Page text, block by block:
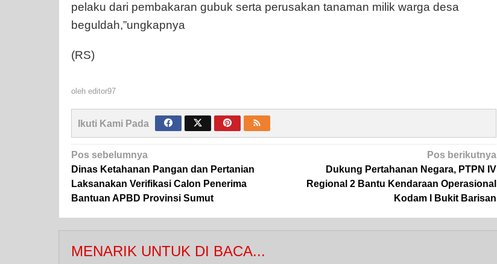
pelaku dari pembakaran gubuk serta perusakan tanaman milik warga desa
beguldah,”ungkapnya
(RS)
oleh editor97
Ikuti Kami Pada
Navigasi
pos
Pos sebelumnya
Dinas Ketahanan Pangan dan Pertanian
Laksanakan Verifikasi Calon Penerima
Bantuan APBD Provinsi Sumut
Pos berikutnya
Dukung Pertahanan Negara, PTPN IV
Regional 2 Bantu Kendaraan Operasional
Kodam I Bukit Barisan
MENARIK UNTUK DI BACA...